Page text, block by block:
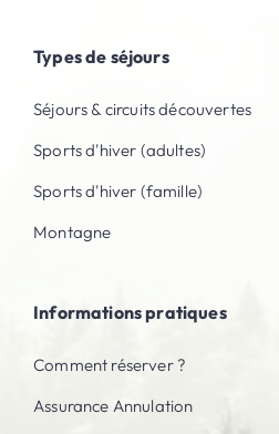
Types de séjours
Séjours & circuits découvertes
Sports d'hiver (adultes)
Sports d'hiver (famille)
Montagne
Informations pratiques
Comment réserver ?
Assurance Annulation